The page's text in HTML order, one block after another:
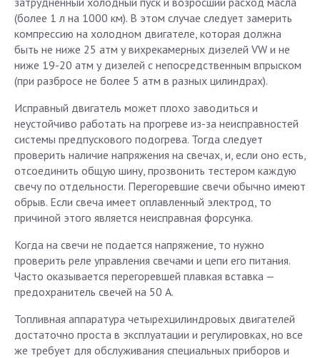
(более 1 л на 1000 км). В этом случае следует замерить
компрессию на холодном двигателе, которая должна
быть не ниже 25 атм у вихрекамерных дизелей VW и не
ниже 19-20 атм у дизелей с непосредственным впрыском
(при разбросе не более 5 атм в разных цилиндрах).
Исправный двигатель может плохо заводиться и
неустойчиво работать на прогреве из-за неисправностей
системы предпускового подогрева. Тогда следует
проверить наличие напряжения на свечах, и, если оно есть,
отсоединить общую шину, прозвонить тестером каждую
свечу по отдельности. Перегоревшие свечи обычно имеют
обрыв. Если свеча имеет оплавленный электрод, то
причиной этого является неисправная форсунка.
Когда на свечи не подается напряжение, то нужно
проверить реле управления свечами и цепи его питания.
Часто оказывается перегоревшей плавкая вставка —
предохранитель свечей на 50 А.
Топливная аппаратура четырехцилиндровых двигателей
достаточно проста в эксплуатации и регулировках, но все
же требует для обслуживания специальных приборов и